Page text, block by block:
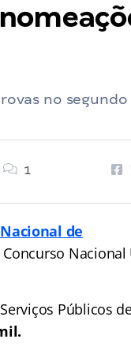
no
1
de
Nacional
Públicos